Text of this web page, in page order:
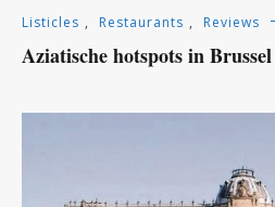
Listicles , Restaurants , Reviews
Aziatische hotspots in Brussel